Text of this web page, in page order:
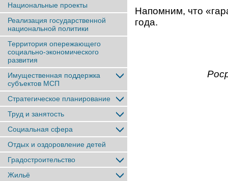
Национальные проекты
Реализация государственной
национальной политики
Территория опережающего
социально-экономического
развития
Имущественная поддержка
субъектов МСП
Стратегическое планирование
Труд и занятость
Социальная сфера
Отдых и оздоровление детей
Градостроительство
Жильё
Напомним, что
года.